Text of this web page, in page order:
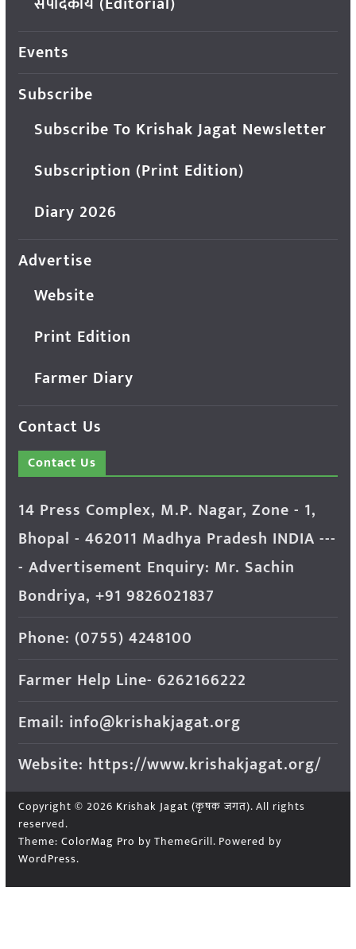
Events
Subscribe
Subscribe To Krishak Jagat Newsletter
Subscription (Print Edition)
Diary 2026
Advertise
Website
Print Edition
Farmer Diary
Contact Us
Contact Us
14 Press Complex, M.P. Nagar, Zone - 1,
Bhopal - 462011 Madhya Pradesh INDIA ---
- Advertisement Enquiry: Mr. Sachin
Bondriya, +91 9826021837
Phone: (0755) 4248100
Farmer Help Line- 6262166222
Email: info@krishakjagat.org
Website: https://www.krishakjagat.org/
Copyright © 2026 Krishak Jagat (कृषक जगत). All rights
reserved.
Theme: ColorMag Pro by ThemeGrill. Powered by
WordPress.